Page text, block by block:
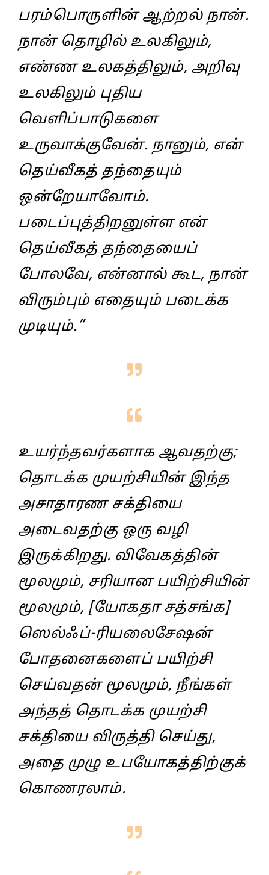
பரம்பொருளின்‌ ஆற்றல்‌ நான்‌.
நான்‌ தொழில்‌ உலகிலும்‌,
எண்ண உலகத்திலும்‌, அறிவு
உலகிலும்‌‌ புதிய
வெளிப்பாடுகளை
உருவாக்குவேன்‌. நானும்‌, என்‌
தெய்வீகத்‌ தந்தையும்‌
ஒன்றேயாவோம்‌.
படைப்புத்திறனுள்ள என்‌
தெய்வீகத்‌ தந்தையைப்‌
போலவே, என்னால்‌ கூட, நான்‌
விரும்பும்‌ எதையும்‌ படைக்க
முடியும்‌.”
உயர்ந்தவர்களாக ஆவதற்கு;
தொடக்க முயற்சியின்‌ இந்த
அசாதாரண சக்தியை
அடைவதற்கு ஒரு வழி
இருக்கிறது. விவேகத்தின்‌
மூலமும்‌, சரியான பயிற்சியின்‌
மூலமும்‌, [யோகதா சத்சங்க]‌
ஸெல்‌ஃப்‌-ரியலைசேஷன்
போதனைகளைப் பயிற்சி
செய்வதன்‌ மூலமும்‌, நீங்கள்‌
அந்தத்‌ தொடக்க முயற்சி
சக்தியை விருத்தி செய்து,
அதை முழு உபயோகத்திற்குக்‌
கொணரலாம்‌.